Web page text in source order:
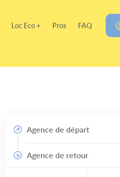
Loc Eco + Pros FAQ
Agence de départ
Agence de retour